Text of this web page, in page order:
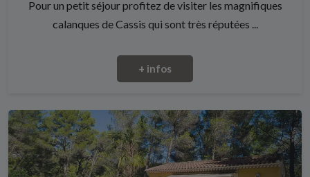
Pour un petit séjour profitez de visiter les magnifiques
calanques de Cassis qui sont très réputées ...
+ infos